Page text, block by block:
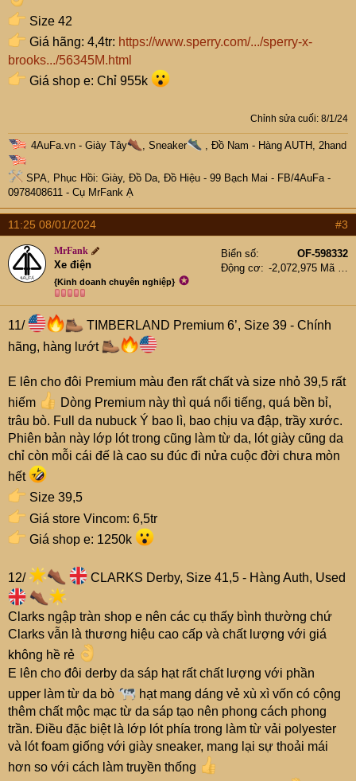
Size 42
Giá hãng: 4,4tr: https://www.sperry.com/.../sperry-x-
brooks.../56345M.html
Giá shop e: Chỉ 955k
Chỉnh sửa cuối: 8/1/24
4AuFa.vn - Giày Tây , Sneaker , Đồ Nam - Hàng AUTH, 2hand
SPA, Phục Hồi: Giày, Đồ Da, Đồ Hiệu - 99 Bạch Mai - FB/4AuFa-
0978408611 - Cụ MrFank Ạ
11:25 08/01/2024 #3
MrFank
Xe điện
{Kinh doanh chuyên nghiệp} ✪
Biển số
OF-598332
Động cơ
-2,072,975 Mã lực
11/
TIMBERLAND Premium 6’, Size 39 - Chính
hãng, hàng lướt
E lên cho đôi Premium màu đen rất chất và size nhỏ 39,5 rất
hiếm
Dòng Premium này thì quá nổi tiếng, quá bền bỉ,
trâu bò. Full da nubuck Ý bao lì, bao chịu va đập, trầy xước.
Phiên bản này lớp lót trong cũng làm từ da, lót giày cũng da
chỉ còn mỗi cái đế là cao su đúc đi nửa cuộc đời chưa mòn
hết
Size 39,5
Giá store Vincom: 6,5tr
Giá shop e: 1250k
12/ CLARKS Derby, Size 41,5 - Hàng Auth, Used
Clarks ngập tràn shop e nên các cụ thấy bình thường chứ
Clarks vẫn là thương hiệu cao cấp và chất lượng với giá
không hề rẻ
E lên cho đôi derby da sáp hạt rất chất lượng với phần
upper làm từ da bò
hạt mang dáng vẻ xù xì vốn có cộng
thêm chất mộc mạc từ da sáp tạo nên phong cách phong
trần. Điều đặc biệt là lớp lót phía trong làm từ vải polyester
và lót foam giống với giày sneaker, mang lại sự thoải mái
hơn so với cách làm truyền thống